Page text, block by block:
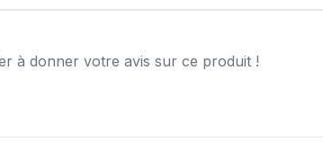
à donner votre avis sur ce produit !